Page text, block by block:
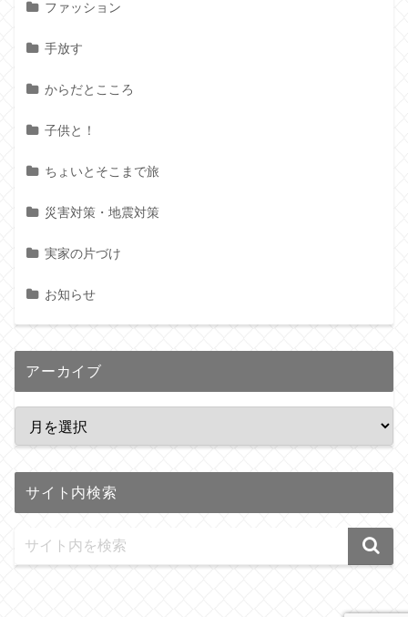
ファッション
手放す
からだとこころ
子供と！
ちょいとそこまで旅
災害対策・地震対策
実家の片づけ
お知らせ
アーカイブ
サイト内検索